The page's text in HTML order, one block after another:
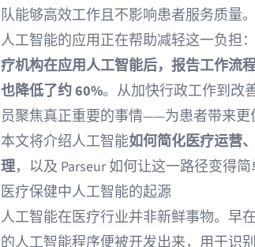
队能够高效工作且不影响患者服务质量。
人工智能的应用正在帮助减轻这一负担
疗机构在应用人工智能后，报告工作流
也降低了约 60%。从加快行政工作到改
员聚焦真正重要的事情——为患者带来更
本文将介绍人工智能如何简化医疗运营
理，以及 Parseur 如何让这一路径变得简
医疗保健中人工智能的起源
人工智能在医疗行业并非新鲜事物。早
的人工智能程序便被开发出来，用于识